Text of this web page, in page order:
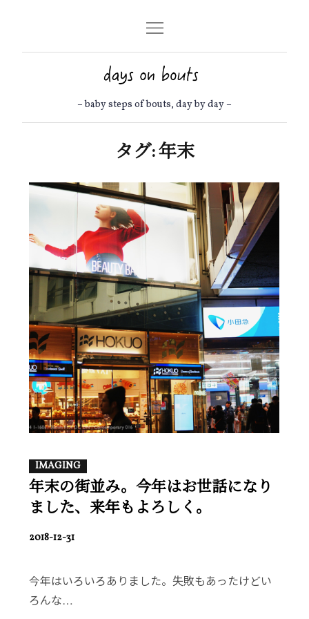
– baby steps of bouts, day by day –
タグ:年末
IMAGING
年末の街並み。今年はお世話になり
ました、来年もよろしく。
POSTED
ON
2018-12-31
今年はいろいろありました。失敗もあったけどい
ろんな…